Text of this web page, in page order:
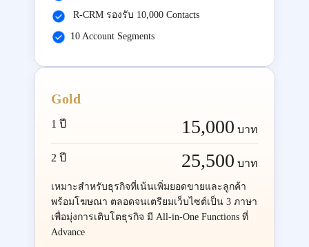
R-CRM รองรับ 10,000 Contacts
10 Account Segments
Gold
1 ปี 15,000 บาท
2 ปี 25,500 บาท
เหมาะสำหรับธุรกิจที่เน้นเพิ่มยอดขายและลูกค้า
พร้อมโฆษณา ตลอดจนเตรียมเว็บไซต์เป็น 3 ภาษา
เพื่อมุ่งการเติบโตธุรกิจ มี All-in-One Functions ที่
Advance